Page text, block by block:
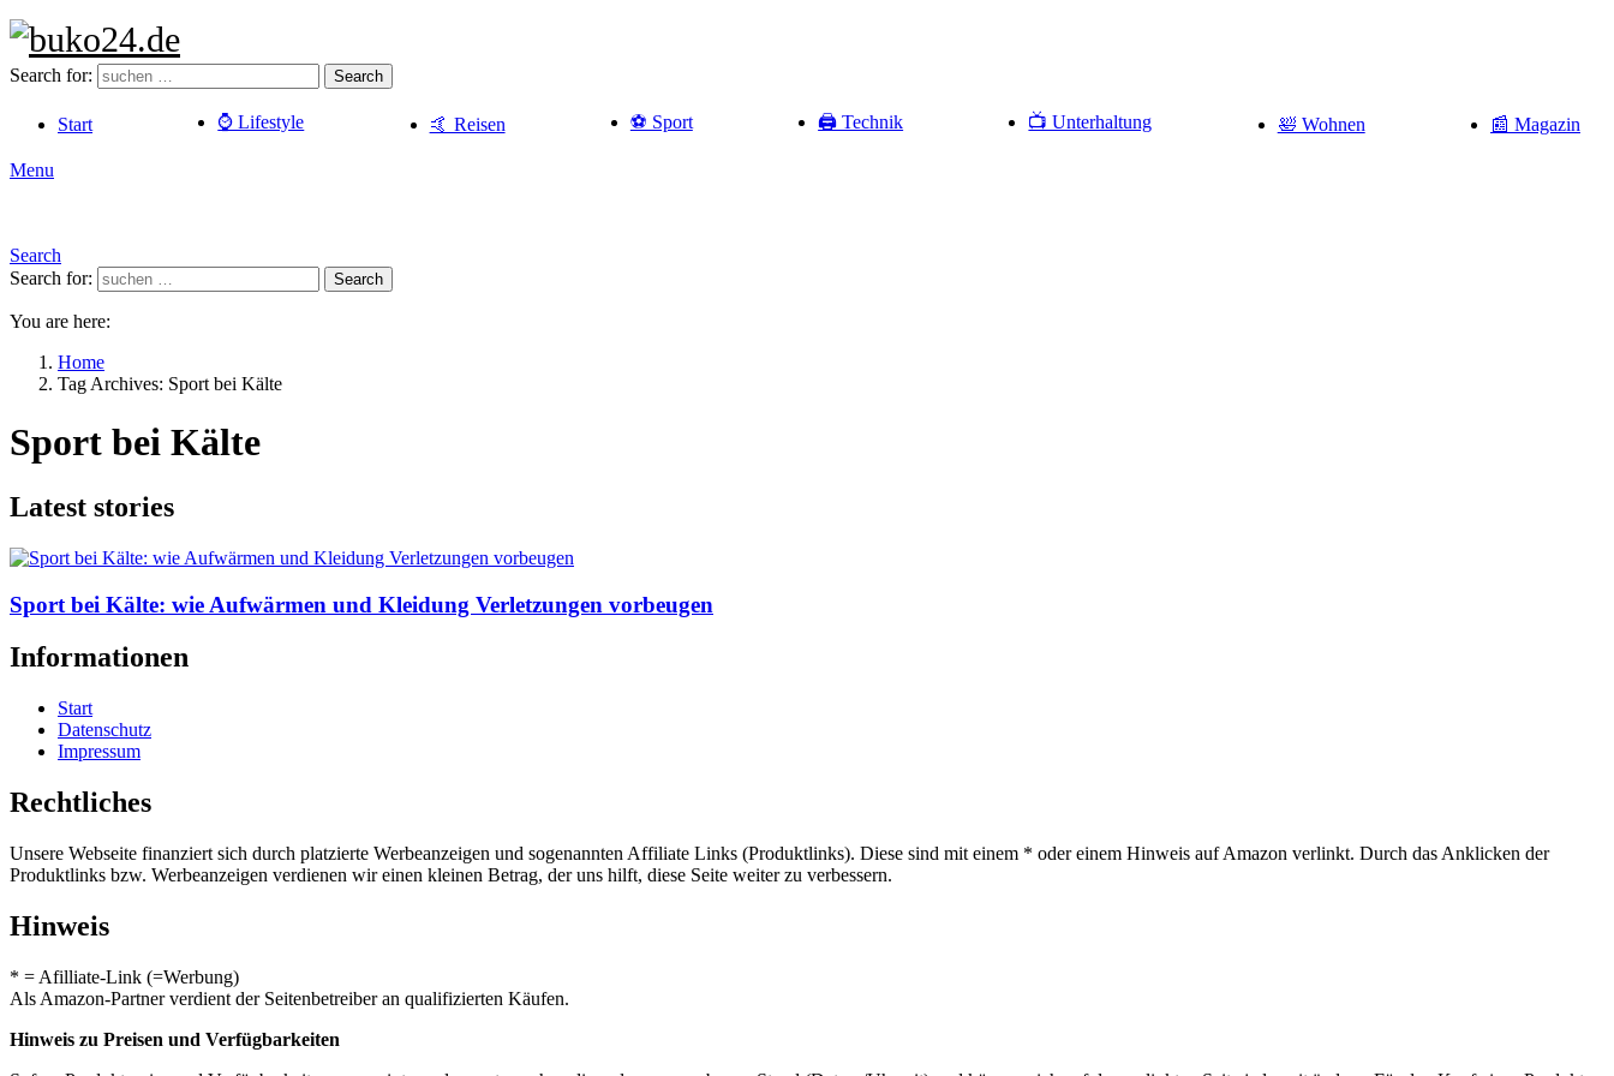
Search for: Search
Start ⌚️ Lifestyle 🤙 Reisen ⚽️ Sport 🖨️ Technik 📺 Unterhaltung 🛀 Wohnen 📰 Magazin
Menu
Search
Search for:
Search
You are here:
Home
Tag Archives: Sport bei Kälte
Sport bei Kälte
Latest stories
Sport bei Kälte: wie Aufwärmen und Kleidung Verletzungen vorbeugen
Informationen
Start
Datenschutz
Impressum
Rechtliches
Unsere Webseite finanziert sich durch platzierte Werbeanzeigen und sogenannten Affiliate Links (Produktlinks). Diese sind mit einem * oder einem Hinweis auf Amazon verlinkt. Durch das Anklicken der
Produktlinks bzw. Werbeanzeigen verdienen wir einen kleinen Betrag, der uns hilft, diese Seite weiter zu verbessern.
Hinweis
* = Afilliate-Link (=Werbung)
Als Amazon-Partner verdient der Seitenbetreiber an qualifizierten Käufen.
Hinweis zu Preisen und Verfügbarkeiten